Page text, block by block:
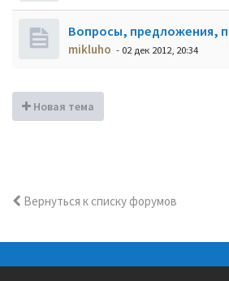
Вопросы, предложения,
mikluho - 02 дек 2012, 20:34
Новая тема
Вернуться к списку форумов